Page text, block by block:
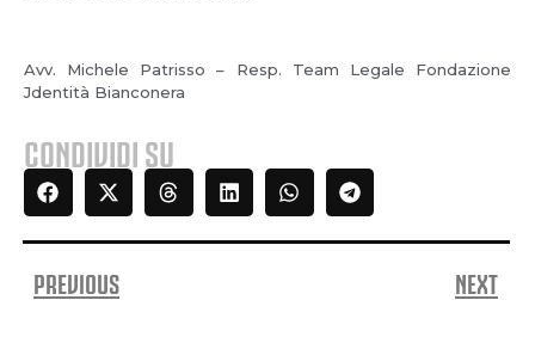
Avv. Michele Patrisso – Resp. Team Legale Fondazione
Jdentità Bianconera
CONDIVIDI SU
PREVIOUS NEXT